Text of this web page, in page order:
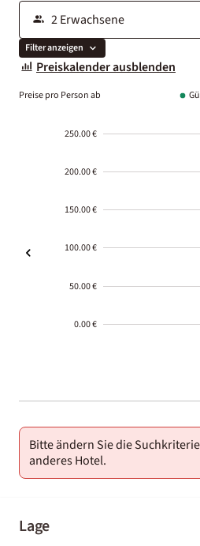
Filter anzeigen
Preiskalender ausblenden
Preise pro Person ab
250.00 €
200.00 €
150.00 €
100.00 €
50.00 €
0.00 €
01-02
Bitte ändern Sie die
anderes Hotel.
Lage